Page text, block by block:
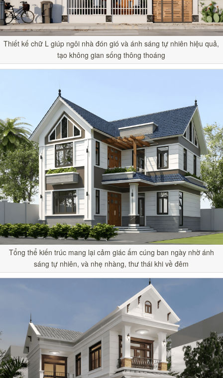
Thiết kế chữ L giúp ngôi nhà đón gió và ánh sáng tự nhiên hiệu quả,
tạo không gian sống thông thoáng
Tổng thể kiến trúc mang lại cảm giác ấm cúng ban ngày nhờ ánh
sáng tự nhiên, và nhẹ nhàng, thư thái khi về đêm